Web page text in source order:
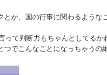
とか、国の行事に関わるような
って判断力もちゃんとしてるか
つでこんなことになっちゃうの